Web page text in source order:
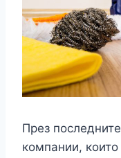
През
компании,